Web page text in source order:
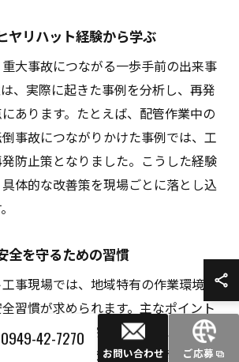
ヤリハット経験から学ぶ
大事故につながる一歩手前の出来事
、実際に起きた事例を分析し、再発
あります。たとえば、配管作業中の
事故につながりかけた事例では、工
防止策となりました。こうした経験
体的な改善策を現場ごとに落とし込
全を守るための習慣
事現場では、地域特有の作業環境や
習慣が求められます。主なポイント
する安全教育や、地域コミュニティ
共有です。例えば、作業前後の点呼
0949-42-7270
お問い合わせ ご応募